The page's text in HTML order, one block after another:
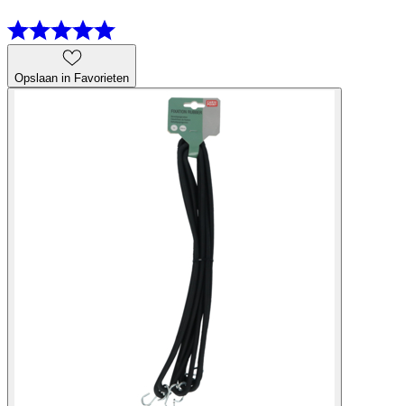
Opslaan in Favorieten